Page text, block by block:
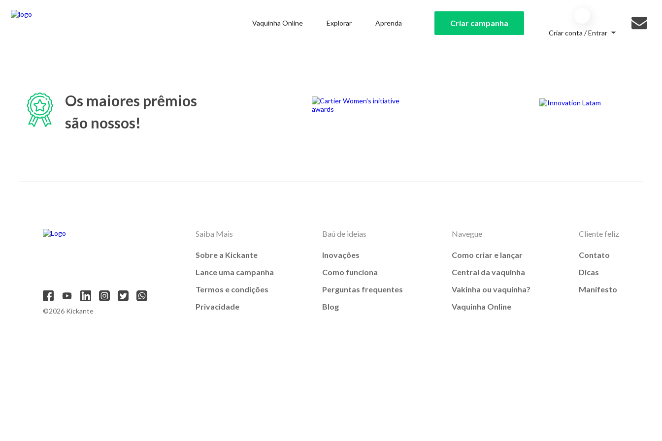
Vaquinha Online Explorar Aprenda Criar campanha
Criar conta / Entrar
Os maiores prêmios
são nossos!
©2026 Kickante
Saiba Mais
Sobre a Kickante
Lance uma campanha
Termos e condições
Privacidade
Baú de ideias
Inovações
Como funciona
Perguntas frequentes
Blog
Navegue
Como criar e lançar
Central da vaquinha
Vakinha ou vaquinha?
Vaquinha Online
Cliente feliz
Contato
Dicas
Manifesto